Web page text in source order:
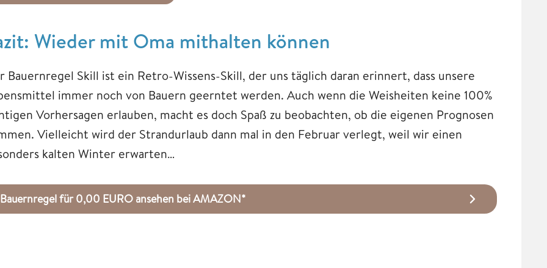
Wieder mit Oma mithalten können
Bauernregel Skill ist ein Retro-Wissens-Skill, der uns täglich daran erinnert, dass unsere
immer noch von Bauern geerntet werden. Auch wenn die Weisheiten keine 100%
Vorhersagen erlauben, macht es doch Spaß zu beobachten, ob die eigenen Prognosen
Vielleicht wird der Strandurlaub dann mal in den Februar verlegt, weil wir einen
kalten Winter erwarten…
Bauernregel für 0,00 EURO ansehen bei AMAZON*